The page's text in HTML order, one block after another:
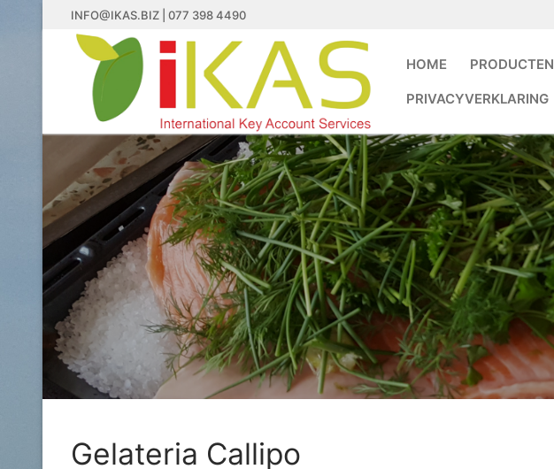
Doorgaan
naar
inhoud
INFO@IKAS.BIZ | 077 398 4490
HOME PRODUCTEN
PRIVACYVERKLARING
Gelateria Callipo